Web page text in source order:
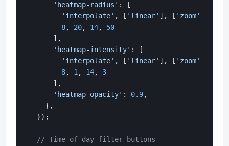
'heatmap-radius' : [
'interpolate' , [ 'linear' ], [ 'zoom'
8, 20, 14, 50
      ],
'heatmap-intensity' : [
'interpolate' , [ 'linear' ], [ 'zoom'
8, 1, 14, 3
      ],
'heatmap-opacity' : 0.9,
    },
  });
// Time-of-day filter buttons